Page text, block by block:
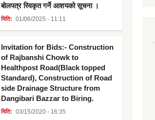
बोलपत्र स्विकृत गर्ने आशयको सूचना ।
मिति: 01/06/2025 - 11:11
Invitation for Bids:- Construction
of Rajbanshi Chowk to
Healthpost Road(Black topped
Standard), Construction of Road
side Drainage Structure from
Dangibari Bazzar to Biring.
मिति: 03/15/2020 - 16:35